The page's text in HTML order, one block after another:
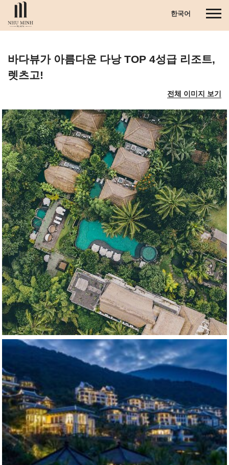
c
o
n
e
n
한국어
T
a
i
g
a
t
i
o
n
바다뷰가 아름다운 다낭 TOP 4성급 리조트,
렛츠고!
전체 이미지 보기